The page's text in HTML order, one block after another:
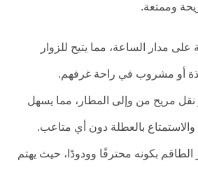
وممتعة.
على مدار الساعة، مما يتيح للزوار
أو مشروب في راحة غرفهم.
نقل مريح من وإلى المطار، مما يسهل
والاستمتاع بالعطلة دون أي متاعب.
الطاقم بكونه محترفًا وودودًا، حيث يهتم